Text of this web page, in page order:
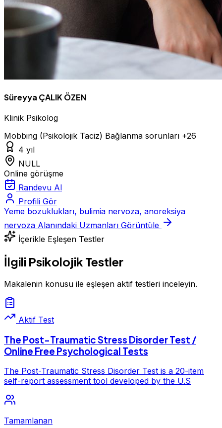
Süreyya ÇALIK ÖZEN
Klinik Psikolog
Mobbing (Psikolojik Taciz) Bağlanma sorunları +26
4 yıl
NULL
Online görüşme
Randevu Al
Profili Gör
Yeme bozuklukları, bulimia nervoza, anoreksiya
nervoza Alanındaki Uzmanları Görüntüle
İçerikle Eşleşen Testler
İlgili Psikolojik Testler
Makalenin konusu ile eşleşen aktif testleri inceleyin.
Aktif Test
The Post-Traumatic Stress Disorder Test /
Online Free Psychological Tests
The Post-Traumatic Stress Disorder Test is a 20-item
self-report assessment tool developed by the U.S
Tamamlanan